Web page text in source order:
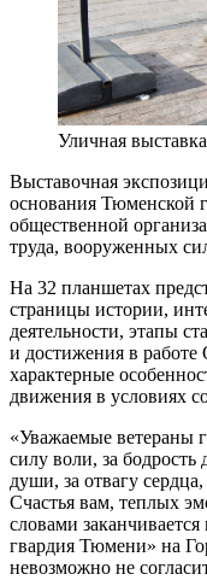
Уличная
Выставочная
основания Тюменской
общественной
труда, вооруженных
На 32 планшетах
страницы истории,
деятельности, этапы
и достижения в
характерные
движения в условиях
«Уважаемые ветераны
силу воли, за бодрость
души, за отвагу
Счастья вам, теплых
словами
гвардия Тюмени» на
невозможно не